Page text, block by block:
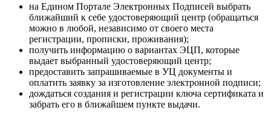
на Едином Портале Электронных Подписей выбрать
ближайший к себе удостоверяющий центр (обращаться
можно в любой, независимо от своего места
регистрации, прописки, проживания);
получить информацию о вариантах ЭЦП, которые
выдает выбранный удостоверяющий центр;
предоставить запрашиваемые в УЦ документы и
оплатить заявку за изготовление электронной подписи;
дождаться создания и регистрации ключа сертификата и
забрать его в ближайшем пункте выдачи.